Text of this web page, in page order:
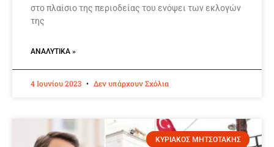
στο πλαίσιο της περιοδείας του ενόψει των εκλογών
της
ΑΝΑΛΥΤΙΚΆ »
4 Ιουνίου 2023 Δεν υπάρχουν Σχόλια
ΚΥΡΙΑΚΟΣ ΜΗΤΣΟΤΑΚΗΣ